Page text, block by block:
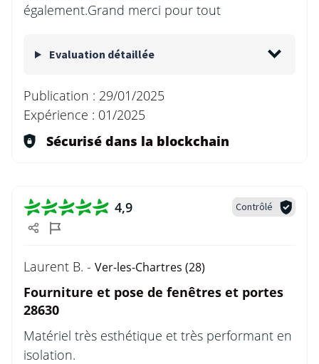
également.Grand merci pour tout
Evaluation détaillée
Publication : 29/01/2025
Expérience : 01/2025
Sécurisé dans la blockchain
4,9 Contrôlé
Laurent B. - Ver-les-Chartres (28)
Fourniture et pose de fenêtres et portes
28630
Matériel très esthétique et très performant en
isolation.